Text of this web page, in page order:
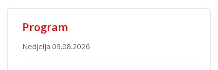
Program
Nedjelja 09.08.2026